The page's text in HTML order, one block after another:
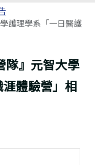
護理學系「一日醫護
隊』元智大學
體驗營」相